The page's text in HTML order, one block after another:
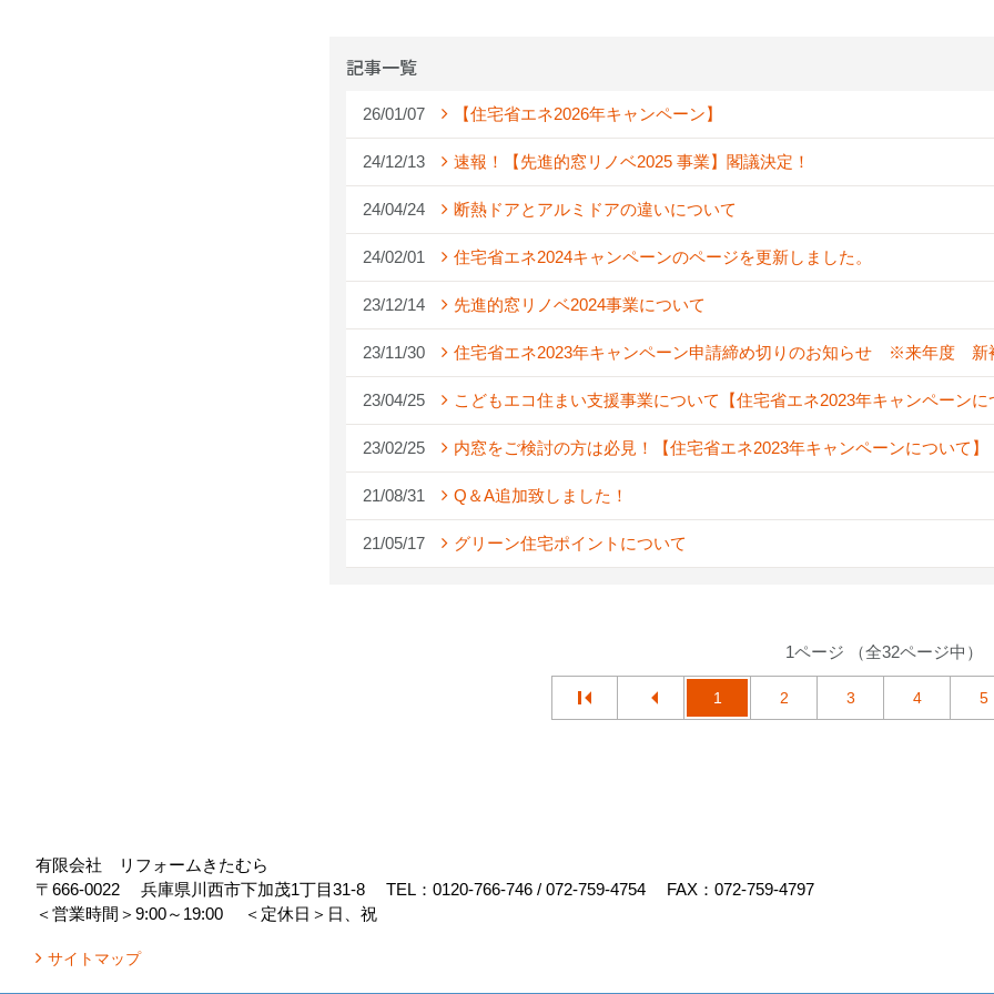
記事一覧
26/01/07 【住宅省エネ2026年キャンペーン】
24/12/13 速報！【先進的窓リノベ2025 事業】閣議決定！
24/04/24 断熱ドアとアルミドアの違いについて
24/02/01 住宅省エネ2024キャンペーンのページを更新しました。
23/12/14 先進的窓リノベ2024事業について
23/11/30 住宅省エネ2023年キャンペーン申請締め切りのお知らせ ※来年度 新
23/04/25 こどもエコ住まい支援事業について【住宅省エネ2023年キャンペーンに
23/02/25 内窓をご検討の方は必見！【住宅省エネ2023年キャンペーンについて】
21/08/31 Q＆A追加致しました！
21/05/17 グリーン住宅ポイントについて
1ページ （全32ページ中）
1 2 3 4 5
有限会社 リフォームきたむら
〒666-0022
兵庫県川西市下加茂1丁目31-8 TEL： 0120-766-746 / 072-759-4754
FAX：072-759-4797
＜営業時間＞9:00～19:00
＜定休日＞日、祝
サイトマップ